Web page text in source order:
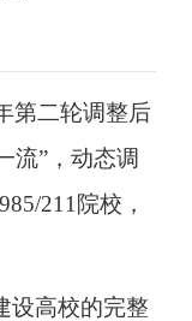
第二轮调整后
流”，动态调
211院校，
设高校的完整